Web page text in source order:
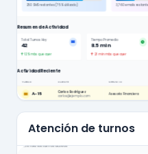
Atención de turnos